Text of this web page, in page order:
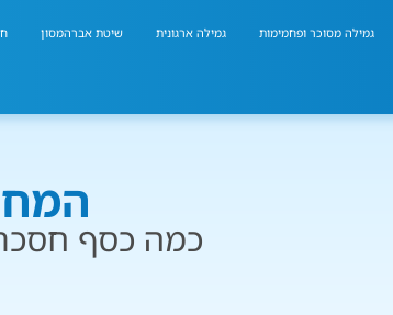
גמילה מסוכר ופחמימות גמילה ארגונית שיטת אברהמסון
כמה כסף